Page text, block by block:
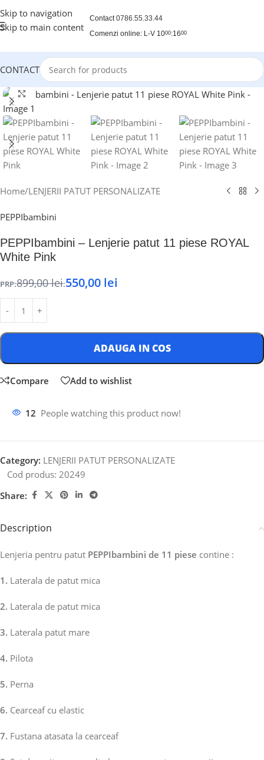
Skip to navigation
Skip to main content
Contact0786.55.33.44
Comenzi online: L-V 1000:1600
CONTACT
Click to enlarge
Home/LENJERII PATUT PERSONALIZATE
PEPPIbambini
PEPPIbambini – Lenjerie patut 11 piese ROYAL
White Pink
PRP:899,00lei:550,00 lei
ADAUGA IN COS
Compare Add to wishlist
12 People watching this product now!
Category: LENJERII PATUT PERSONALIZATE
Cod produs: 20249
Share:
Description
Lenjeria pentru patut PEPPIbambini de 11 piese contine :
1. Laterala de patut mica
2. Laterala de patut mica
3. Laterala patut mare
4. Pilota
5. Perna
6. Cearceaf cu elastic
7. Fustana atasata la cearceaf